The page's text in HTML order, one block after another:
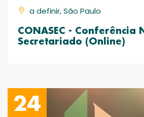
a definir, São Paulo
CONASEC - Conferência
Secretariado (Online)
24